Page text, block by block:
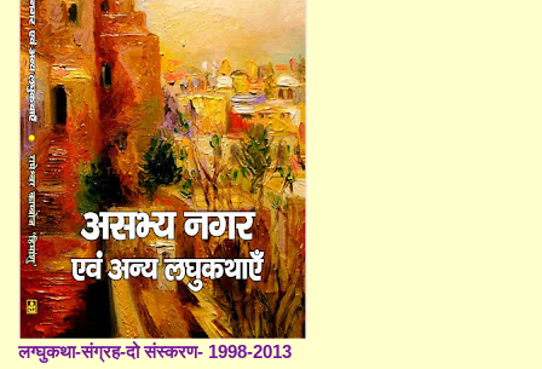
लग्घुकथा-संग्रह-दो संस्करण- 1998-2013